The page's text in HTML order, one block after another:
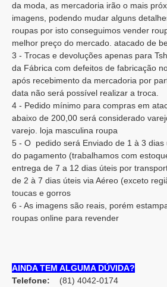
da moda, as mercadoria irão o mais
imagens, podendo mudar alguns
roupas por isto conseguimos vender
melhor preço do mercado. atacado de
3 - Trocas e devoluções apenas para
da Fábrica com defeitos de fabricação
após recebimento da mercadoria por
data não será possível realizar a troca.
4 - Pedido mínimo para compras em
abaixo de 200,00 será considerado
varejo. loja masculina roupa
5 - O pedido será Enviado de 1 à 3 dias
do pagamento (trabalhamos com
entrega de 7 a 12 dias úteis por
de 2 à 7 dias úteis via Aéreo (exceto
toucas e gorros
6 - As imagens são reais, porém
roupas online para revender
AINDA TEM ALGUMA DÚVIDA?
Telefone: (81) 4042-0174